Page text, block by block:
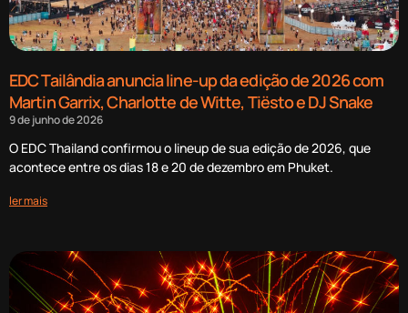
EDC Tailândia anuncia line-up da edição de 2026 com
Martin Garrix, Charlotte de Witte, Tiësto e DJ Snake
9 de junho de 2026
O EDC Thailand confirmou o lineup de sua edição de 2026, que
acontece entre os dias 18 e 20 de dezembro em Phuket.
ler mais